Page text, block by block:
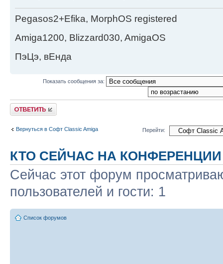
Pegasos2+Efika, MorphOS registered
Amiga1200, Blizzard030, AmigaOS
ПэЦэ, вЕнда
Показать сообщения за:
Ответить
Вернуться в Софт Classic Amiga Перейти:
КТО СЕЙЧАС НА КОНФЕРЕНЦИИ
Сейчас этот форум
пользователей и гости: 1
Список форумов